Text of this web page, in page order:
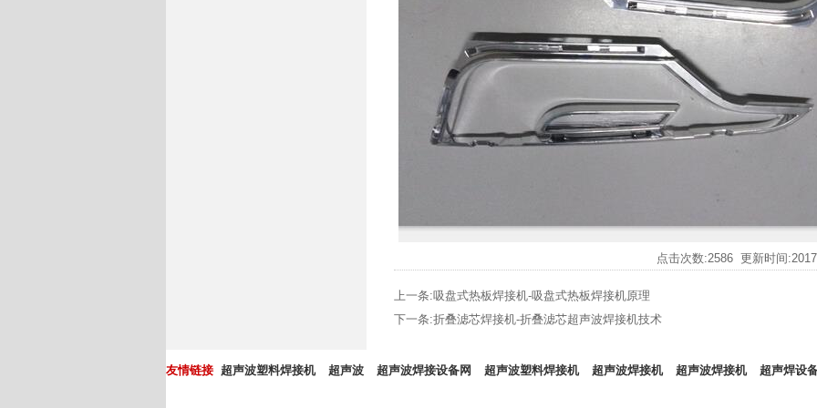
点击次数:2586 更新时间
上一条:吸盘式热板焊接机-吸盘式热板焊接机原理
下一条:折叠滤芯焊接机-折叠滤芯超声波焊接机技术
友情链接 超声波塑料焊接机 超声波 超声波焊接设备网 超声波塑料焊接机 超声波焊接机 超声波焊接机 超声焊设